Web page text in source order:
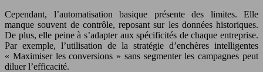
Cependant, l’automatisation basique présente des limites. Elle
manque souvent de contrôle, reposant sur les données historiques.
De plus, elle peine à s’adapter aux spécificités de chaque entreprise.
Par exemple, l’utilisation de la stratégie d’enchères intelligentes
« Maximiser les conversions » sans segmenter les campagnes peut
diluer l’efficacité.